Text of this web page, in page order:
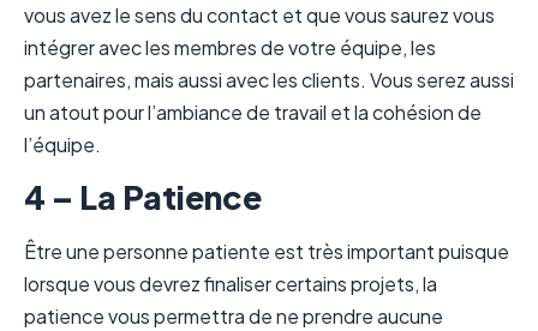
vous avez le sens du contact et que vous saurez vous
intégrer avec les membres de votre équipe, les
partenaires, mais aussi avec les clients. Vous serez aussi
un atout pour l’ambiance de travail et la cohésion de
l’équipe.
4 – La Patience
Être une personne patiente est très important puisque
lorsque vous devrez finaliser certains projets, la
patience vous permettra de ne prendre aucune